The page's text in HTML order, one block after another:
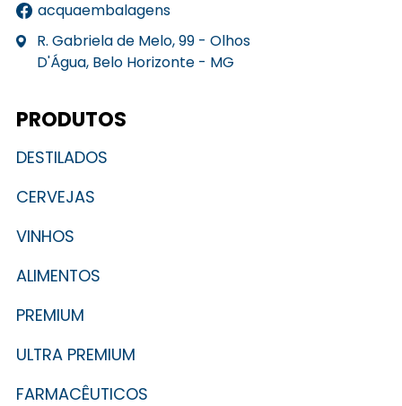
acquaembalagens
R. Gabriela de Melo, 99 - Olhos
D'Água, Belo Horizonte - MG
PRODUTOS
DESTILADOS
CERVEJAS
VINHOS
ALIMENTOS
PREMIUM
ULTRA PREMIUM
FARMACÊUTICOS